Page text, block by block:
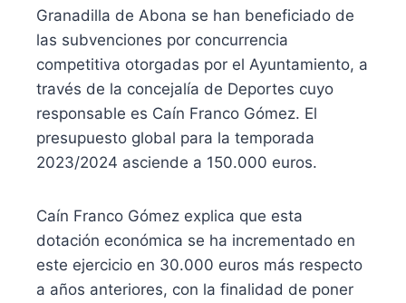
Granadilla de Abona se han beneficiado de
las subvenciones por concurrencia
competitiva otorgadas por el Ayuntamiento, a
través de la concejalía de Deportes cuyo
responsable es Caín Franco Gómez. El
presupuesto global para la temporada
2023/2024 asciende a 150.000 euros.
Caín Franco Gómez explica que esta
dotación económica se ha incrementado en
este ejercicio en 30.000 euros más respecto
a años anteriores, con la finalidad de poner